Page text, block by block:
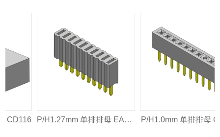
CD116 P/H1.27mm 单排排母 EA101 P/H1.0mm 单排排母